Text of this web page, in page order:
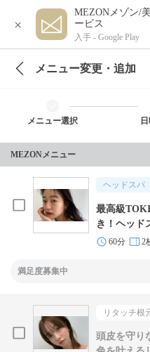
×
MEZONメゾン/
ービス
入手 - Google Play
メニュー変更・追加
メニュー選択
MEZONメニュー
ヘッドスパ
最高級
き！ヘッド
60分 2
満足度募集中
リタッチ根
頭皮を守り